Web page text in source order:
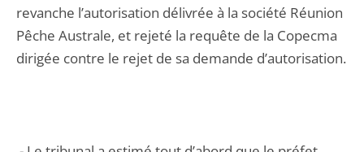
revanche l’autorisation délivrée à la société Réunion
Pêche Australe, et rejeté la requête de la Copecma
dirigée contre le rejet de sa demande d’autorisation.